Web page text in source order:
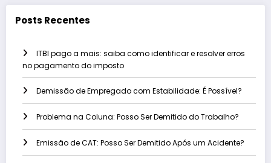
Posts Recentes
ITBI pago a mais: saiba como identificar e resolver erros
no pagamento do imposto
Demissão de Empregado com Estabilidade: É Possível?
Problema na Coluna: Posso Ser Demitido do Trabalho?
Emissão de CAT: Posso Ser Demitido Após um Acidente?